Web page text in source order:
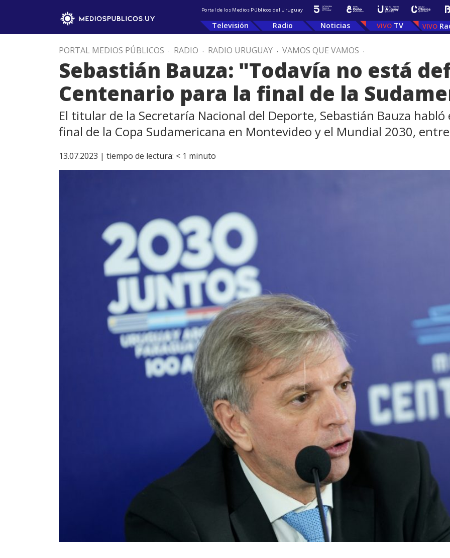
Portal de los Medios Públicos del Uruguay
Televisión Radio Noticias TV
PORTAL MEDIOS PÚBLICOS . RADIO . RADIO URUGUAY . VAMOS QUE VAMOS .
Sebastián Bauza: "Todavía no está
Centenario para la final de la
El titular de la Secretaría Nacional del Deporte, Sebastián Bauza habló
final de la Copa Sudamericana en Montevideo y el Mundial 2030,
13.07.2023 | tiempo de lectura: < 1 minuto